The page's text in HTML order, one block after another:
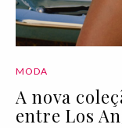
MODA
A nova
entre Los